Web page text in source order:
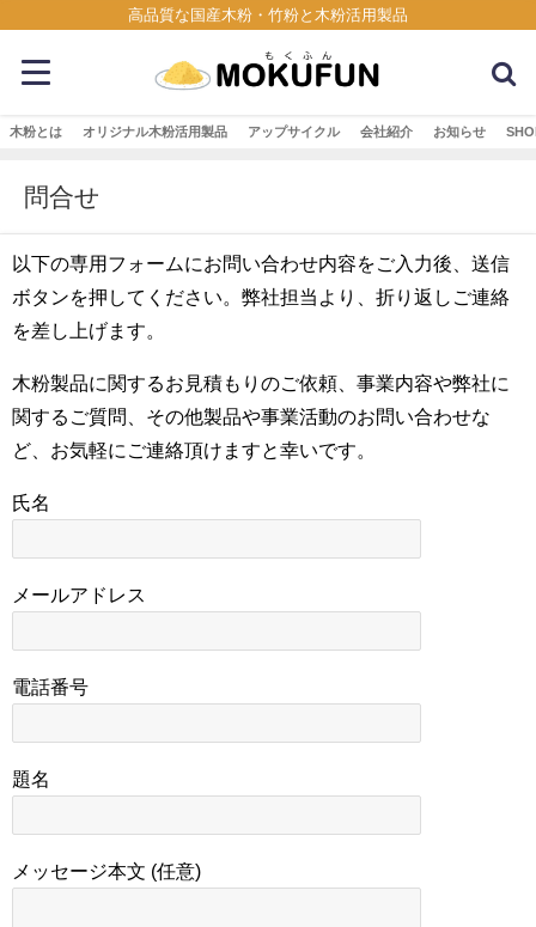
高品質な国産木粉・竹粉と木粉活用製品
木粉とは オリジナル木粉活用製品 アップサイクル 会社紹介 お知らせ
問合せ
以下の専用フォームにお問い合わせ内容をご入力後、送信
ボタンを押してください。弊社担当より、折り返しご連絡
を差し上げます。
木粉製品に関するお見積もりのご依頼、事業内容や弊社に
関するご質問、その他製品や事業活動のお問い合わせな
ど、お気軽にご連絡頂けますと幸いです。
氏名
メールアドレス
電話番号
題名
メッセージ本文 (任意)